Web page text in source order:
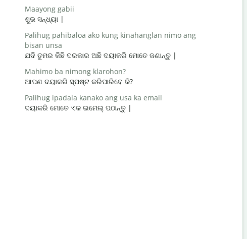
Maayong gabii
ଶୁଭ ସନ୍ଧ୍ୟା |
Palihug pahibaloa ako kung kinahanglan nimo ang
bisan unsa
ଯଦି ତୁମର କିଛି ଦରକାର ଅଛି ଦୟାକରି ମୋତେ ଜଣାନ୍ତୁ |
Mahimo ba nimong klarohon?
ଆପଣ ଦୟାକରି ସ୍ପଷ୍ଟ କରିପାରିବେ କି?
Palihug ipadala kanako ang usa ka email
ଦୟାକରି ମୋତେ ଏକ ଇମେଲ୍ ପଠାନ୍ତୁ |